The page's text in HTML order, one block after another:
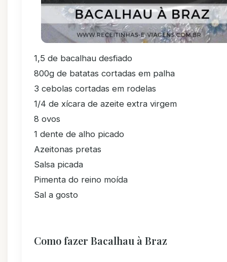
1,5 de bacalhau desfiado
800g de batatas cortadas em palha
3 cebolas cortadas em rodelas
1/4 de xícara de azeite extra virgem
8 ovos
1 dente de alho picado
Azeitonas pretas
Salsa picada
Pimenta do reino moída
Sal a gosto
Como fazer Bacalhau à Braz